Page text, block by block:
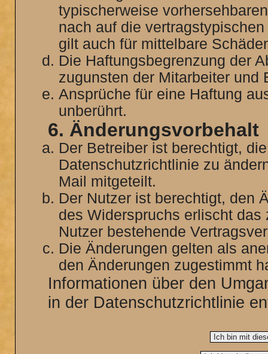
typischerweise
nach auf die
gilt auch für mittelbare
Die Haftungsbegrenzung der
zugunsten der Mitarbeiter und
Ansprüche für eine Haftung
unberührt.
6. Änderungsvorbehalt
Der Betreiber ist berechtigt,
Datenschutzrichtlinie zu
Mail mitgeteilt.
Der Nutzer ist berechtigt, den
des Widerspruchs erlischt
Nutzer bestehende
Die Änderungen gelten als
den Änderungen zugestimmt
Informationen über den
in der Datenschutzrichtlinie